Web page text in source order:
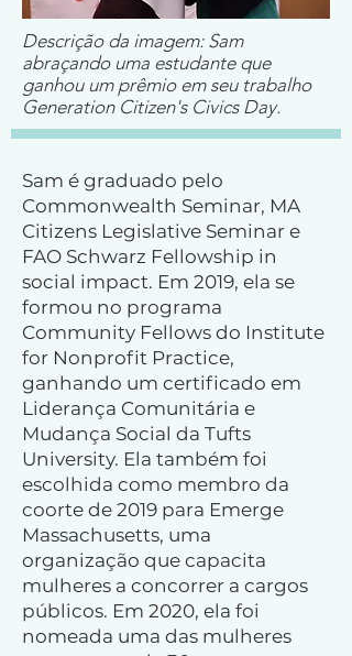
Descrição da imagem: Sam
abraçando uma estudante que
ganhou um prêmio em seu trabalho
Generation Citizen's Civics Day.
Sam é graduado pelo
Commonwealth Seminar, MA
Citizens Legislative Seminar e
FAO Schwarz Fellowship in
social impact. Em 2019, ela se
formou no programa
Community Fellows do Institute
for Nonprofit Practice,
ganhando um certificado em
Liderança Comunitária e
Mudança Social da Tufts
University. Ela também foi
escolhida como membro da
coorte de 2019 para Emerge
Massachusetts, uma
organização que capacita
mulheres a concorrer a cargos
públicos. Em 2020, ela foi
nomeada uma das mulheres